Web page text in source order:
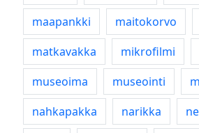
maapankki
maitokorvo
matkavakka
mikrofilmi
museoima
museointi
nahkapakka
narikka